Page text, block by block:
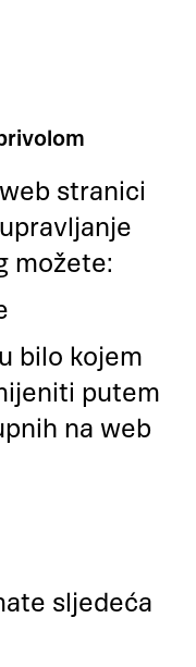
stranici
možete:
bilo kojem
putem
na web
sljedeća